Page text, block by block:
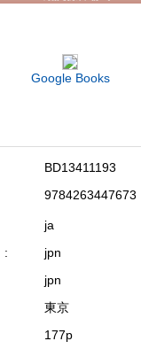
Google Books
BD13411193
9784263447673
ja
jpn
jpn
東京
177p